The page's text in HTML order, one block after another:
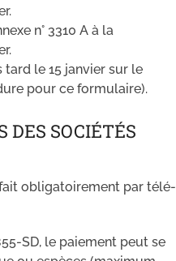
n° 3310 A à la
tard le 15 janvier sur le
pour ce formulaire).
DES SOCIÉTÉS
fait obligatoirement par télé-
SD, le paiement peut se